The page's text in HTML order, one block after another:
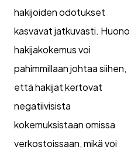
hakijoiden odotukset
kasvavat jatkuvasti. Huono
hakijakokemus voi
pahimmillaan johtaa siihen,
että hakijat kertovat
negatiivisista
kokemuksistaan omissa
verkostoissaan, mikä voi